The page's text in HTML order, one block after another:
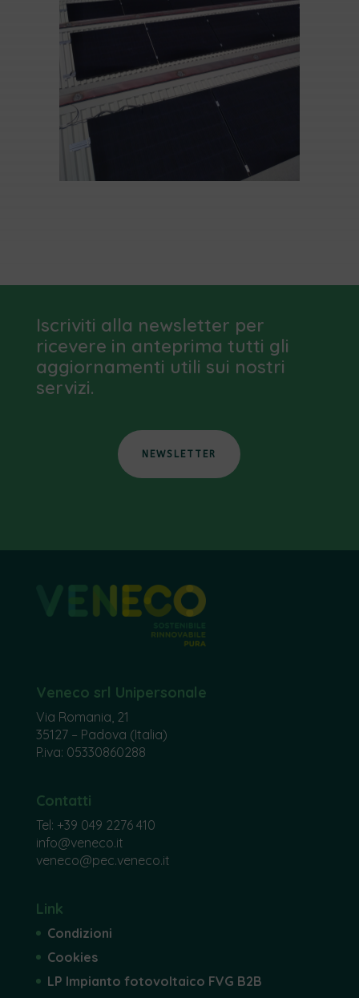
Iscriviti alla newsletter per
ricevere in anteprima tutti gli
aggiornamenti utili sui nostri
servizi.
NEWSLETTER
Veneco srl Unipersonale
Via Romania, 21
35127 – Padova (Italia)
P.iva: 05330860288
Contatti
Tel: +39 049 2276 410
info@veneco.it
veneco@pec.veneco.it
Link
Condizioni
Cookies
LP Impianto fotovoltaico FVG B2B